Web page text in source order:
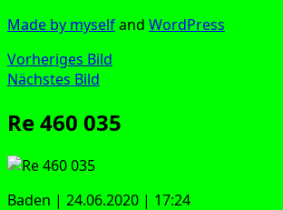
Made by mys­elfand Word­Press
Vorheriges Bild
Nächstes Bild
Re 460 035
Baden | 24.06.2020 | 17:24